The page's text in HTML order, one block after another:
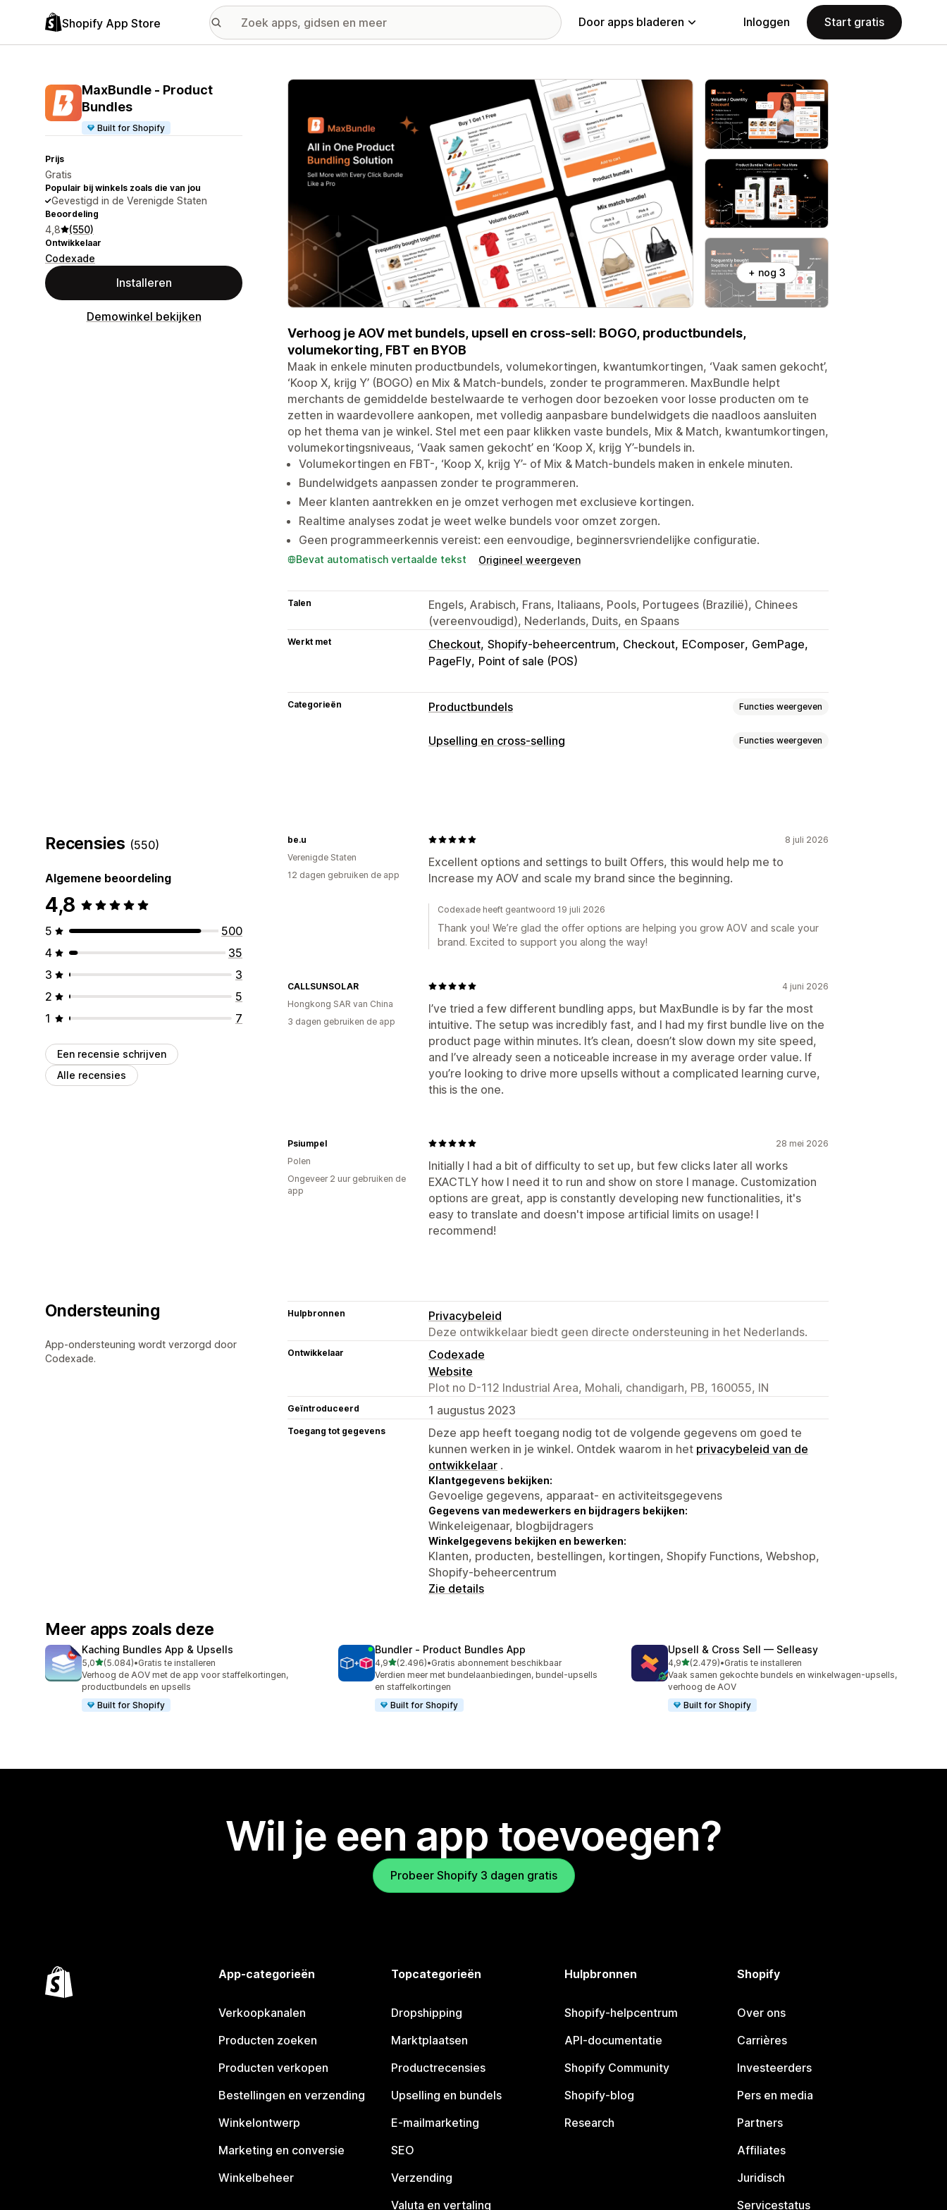
Shopify App Store Door apps bladeren Inloggen Start gratis
MaxBundle ‑ Product
Bundles
Built for Shopify
Prijs
Gratis
Populair bij winkels zoals die van jou
Gevestigd in de Verenigde Staten
Beoordeling
4,8 (550)
Ontwikkelaar
Codexade
Installeren
Demowinkel bekijken
Galerij met uitgelichte afbeeldingen
+ nog 3
Verhoog je AOV met bundels, upsell en cross-sell: BOGO, productbundels,
volumekorting, FBT en BYOB
Maak in enkele minuten productbundels, volumekortingen, kwantumkortingen, ‘Vaak samen gekocht’,
‘Koop X, krijg Y’ (BOGO) en Mix & Match-bundels, zonder te programmeren. MaxBundle helpt
merchants de gemiddelde bestelwaarde te verhogen door bezoeken voor losse producten om te
zetten in waardevollere aankopen, met volledig aanpasbare bundelwidgets die naadloos aansluiten
op het thema van je winkel. Stel met een paar klikken vaste bundels, Mix & Match, kwantumkortingen,
volumekortingsniveaus, ‘Vaak samen gekocht’ en ‘Koop X, krijg Y’-bundels in.
Volumekortingen en FBT-, ‘Koop X, krijg Y’- of Mix & Match-bundels maken in enkele minuten.
Bundelwidgets aanpassen zonder te programmeren.
Meer klanten aantrekken en je omzet verhogen met exclusieve kortingen.
Realtime analyses zodat je weet welke bundels voor omzet zorgen.
Geen programmeerkennis vereist: een eenvoudige, beginnersvriendelijke configuratie.
Bevat automatisch vertaalde tekst Origineel weergeven
Talen
Engels, Arabisch, Frans, Italiaans, Pools, Portugees (Brazilië), Chinees
(vereenvoudigd), Nederlands, Duits, en Spaans
Werkt met Checkout Shopify-beheercentrum Checkout EComposer GemPage
PageFly Point of sale (POS)
Categorieën Productbundels Functies weergeven
Soorten bundels
Vaste prijzen
Kortingen
Volumekortingen Forfaitaire kortingen Percentagekortingen
Winkelwagenkortingen Twee voor de prijs van één Dynamische prijzen
Upselling en cross-selling Functies weergeven
Productaanbevelingen
Volumekortingen
Staffelkortingen
Doorklikpercentages Funnelprestaties
Recensies (550)
Algemene beoordeling
4,8
5
500
4
35
3
3
2
5
1
7
Een recensie schrijven
Alle recensies
8 juli 2026
Excellent options and settings to built Offers, this would help me to
Increase my AOV and scale my brand since the beginning.
be.u
Verenigde Staten
12 dagen gebruiken de app
Codexade heeft geantwoord 19 juli 2026
Thank you! We’re glad the offer options are helping you grow AOV and scale your
brand. Excited to support you along the way!
4 juni 2026
I’ve tried a few different bundling apps, but MaxBundle is by far the most
intuitive. The setup was incredibly fast, and I had my first bundle live on the
product page within minutes. It’s clean, doesn’t slow down my site speed,
and I’ve already seen a noticeable increase in my average order value. If
you’re looking to drive more upsells without a complicated learning curve,
this is the one.
CALLSUNSOLAR
Hongkong SAR van China
3 dagen gebruiken de app
28 mei 2026
Initially I had a bit of difficulty to set up, but few clicks later all works
EXACTLY how I need it to run and show on store I manage. Customization
options are great, app is constantly developing new functionalities, it's
easy to translate and doesn't impose artificial limits on usage! I
recommend!
Psiumpel
Polen
Ongeveer 2 uur gebruiken de
app
Ondersteuning
App-ondersteuning wordt verzorgd door
Codexade.
Hulpbronnen
Privacybeleid
Deze ontwikkelaar biedt geen directe ondersteuning in het Nederlands.
Ontwikkelaar
Codexade
Website
Plot no D-112 Industrial Area, Mohali, chandigarh, PB, 160055, IN
Geïntroduceerd 1 augustus 2023
Toegang tot gegevens
Deze app heeft toegang nodig tot de volgende gegevens om goed te
kunnen werken in je winkel. Ontdek waarom in het privacybeleid van de
ontwikkelaar .
Klantgegevens bekijken:
Gevoelige gegevens, apparaat- en activiteitsgegevens
Gegevens van medewerkers en bijdragers bekijken:
Winkeleigenaar, blogbijdragers
Winkelgegevens bekijken en bewerken:
Klanten, producten, bestellingen, kortingen, Shopify Functions, Webshop,
Shopify-beheercentrum
Zie details
Meer apps zoals deze
Kaching Bundles App & Upsells
5,0van 5 sterren
(5.084)
5084 recensies in totaal
•Gratis te installeren
Verhoog de AOV met de app voor staffelkortingen,
productbundels en upsells
Built for Shopify
Bundler ‑ Product Bundles App
4,9van 5 sterren
(2.496)
2496 recensies in totaal
•Gratis abonnement beschikbaar
Verdien meer met bundelaanbiedingen, bundel-upsells
en staffelkortingen
Built for Shopify
Upsell & Cross Sell — Selleasy
4,9van 5 sterren
(2.479)
2479 recensies in totaal
•Gratis te installeren
Vaak samen gekochte bundels en winkelwagen-upsells,
verhoog de AOV
Built for Shopify
Wil je een app toevoegen?
Probeer Shopify 3 dagen gratis
App-categorieën
Verkoopkanalen
Producten zoeken
Producten verkopen
Bestellingen en verzending
Winkelontwerp
Marketing en conversie
Winkelbeheer
Topcategorieën
Dropshipping
Marktplaatsen
Productrecensies
Upselling en bundels
E-mailmarketing
SEO
Verzending
Valuta en vertaling
Hulpbronnen
Shopify-helpcentrum
API-documentatie
Shopify Community
Shopify-blog
Research
Shopify
Over ons
Carrières
Investeerders
Pers en media
Partners
Affiliates
Juridisch
Servicestatus